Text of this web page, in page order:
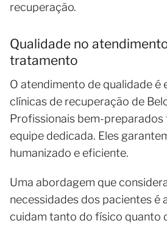
recuperação.
Qualidade no
tratamento
O atendimento de qualidade é
clínicas de recuperação de
Profissionais bem-preparados
equipe dedicada. Eles
humanizado e eficiente.
Uma abordagem que
necessidades dos pacientes é
cuidam tanto do físico quanto